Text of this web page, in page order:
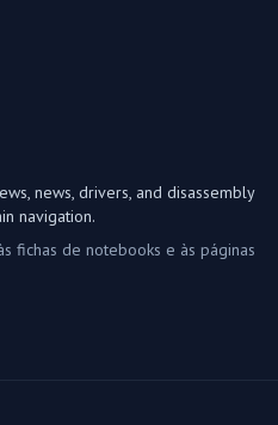
news, drivers, and disassembly
navigation.
fichas de notebooks e às páginas